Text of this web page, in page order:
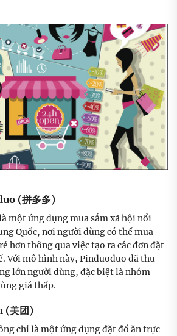
(拼多多)
một ứng dụng mua sắm xã hội nổi
Quốc, nơi người dùng có thể mua
hơn thông qua việc tạo ra các đơn đặt
Với mô hình này, Pinduoduo đã thu
lớn người dùng, đặc biệt là nhóm
giá thấp.
(美团)
chỉ là một ứng dụng đặt đồ ăn trực